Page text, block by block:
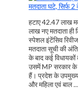
हटाए 42.47 लाख
लाख नए मतदाता
स्पेशल इंटेंसिव
मतदाता सूची की
के बाद कई
उसमें MP सरकार के
हैं। प्रदेश के
और महिला एवं बाल …